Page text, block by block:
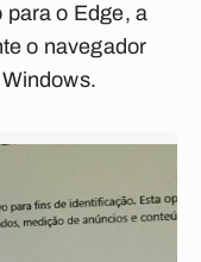
para o Edge, a
o navegador